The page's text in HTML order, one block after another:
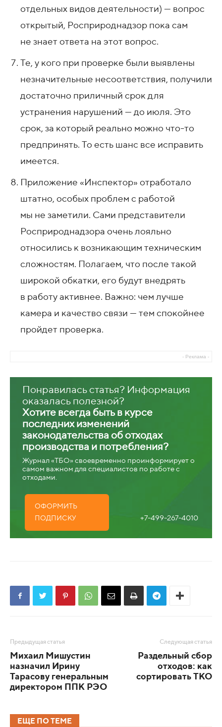
отдельных видов деятельности) — вопрос
открытый, Росприроднадзор пока сам
не знает ответа на этот вопрос.
Те, у кого при проверке были выявлены
незначительные несоответствия, получили
достаточно приличный срок для
устранения нарушений — до июля. Это
срок, за который реально можно что-то
предпринять. То есть шанс все исправить
имеется.
Приложение «Инспектор» отработало
штатно, особых проблем с работой
мы не заметили. Сами представители
Росприроднадзора очень лояльно
относились к возникающим техническим
сложностям. Полагаем, что после такой
широкой обкатки, его будут внедрять
в работу активнее. Важно: чем лучше
камера и качество связи — тем спокойнее
пройдет проверка.
- Реклама -
Понравилась статья? Информация
оказалась полезной?
Хотите всегда быть в курсе
последних изменений
законодательства об отходах
производства и потребления?
Журнал «ТБО» своевременно проинформирует о
самом важном для специалистов по работе с
отходами.
ОФОРМИТЬ
ПОДПИСКУ
+7-499-267-4010
Предыдущая статья
Михаил Мишустин
назначил Ирину
Тарасову генеральным
директором ППК РЭО
Следующая статья
Раздельный сбор
отходов: как
сортировать ТКО
ЕЩЕ ПО ТЕМЕ